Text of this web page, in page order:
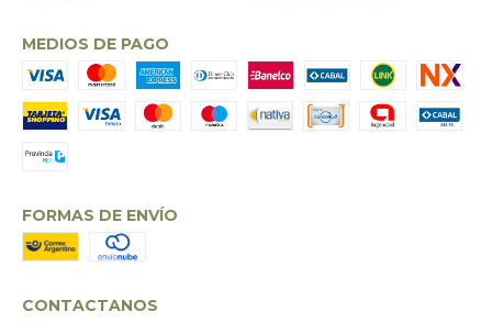
MEDIOS DE PAGO
FORMAS DE ENVÍO
CONTACTANOS